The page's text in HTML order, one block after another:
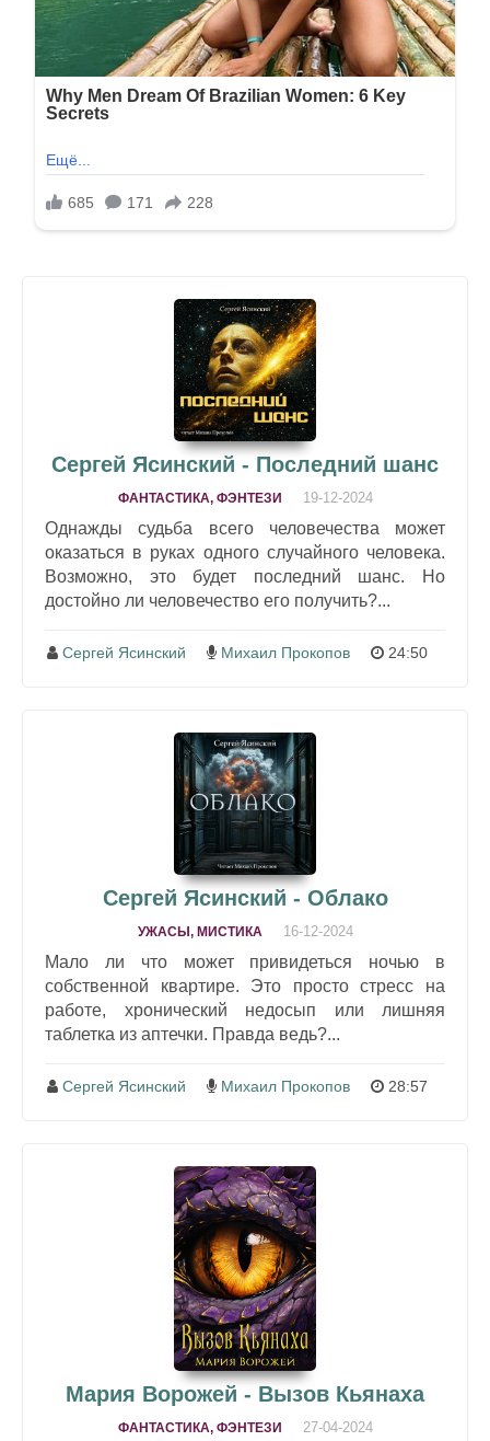
Сергей Ясинский - Последний шанс
ФАНТАСТИКА, ФЭНТЕЗИ 19-12-2024
Однажды судьба всего человечества может
оказаться в руках одного случайного человека.
Возможно, это будет последний шанс. Но
достойно ли человечество его получить?...
Сергей Ясинский Михаил Прокопов 24:50
Сергей Ясинский - Облако
УЖАСЫ, МИСТИКА 16-12-2024
Мало ли что может привидеться ночью в
собственной квартире. Это просто стресс на
работе, хронический недосып или лишняя
таблетка из аптечки. Правда ведь?...
Сергей Ясинский Михаил Прокопов 28:57
Мария Ворожей - Вызов Кьянаха
ФАНТАСТИКА, ФЭНТЕЗИ 27-04-2024